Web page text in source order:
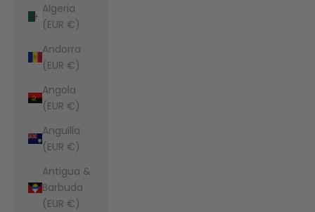
Algeria
(EUR €)
Andorra
(EUR €)
Angola
(EUR €)
Anguilla
(EUR €)
Antigua &
Barbuda
(EUR €)